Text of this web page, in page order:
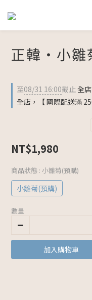
正韓・小
至08/31 16:00截止全
全店，【 國際配送滿
NT$1,980
商品狀態 : 小雛菊(預購)
小雛菊(預購)
數量
加入購物車